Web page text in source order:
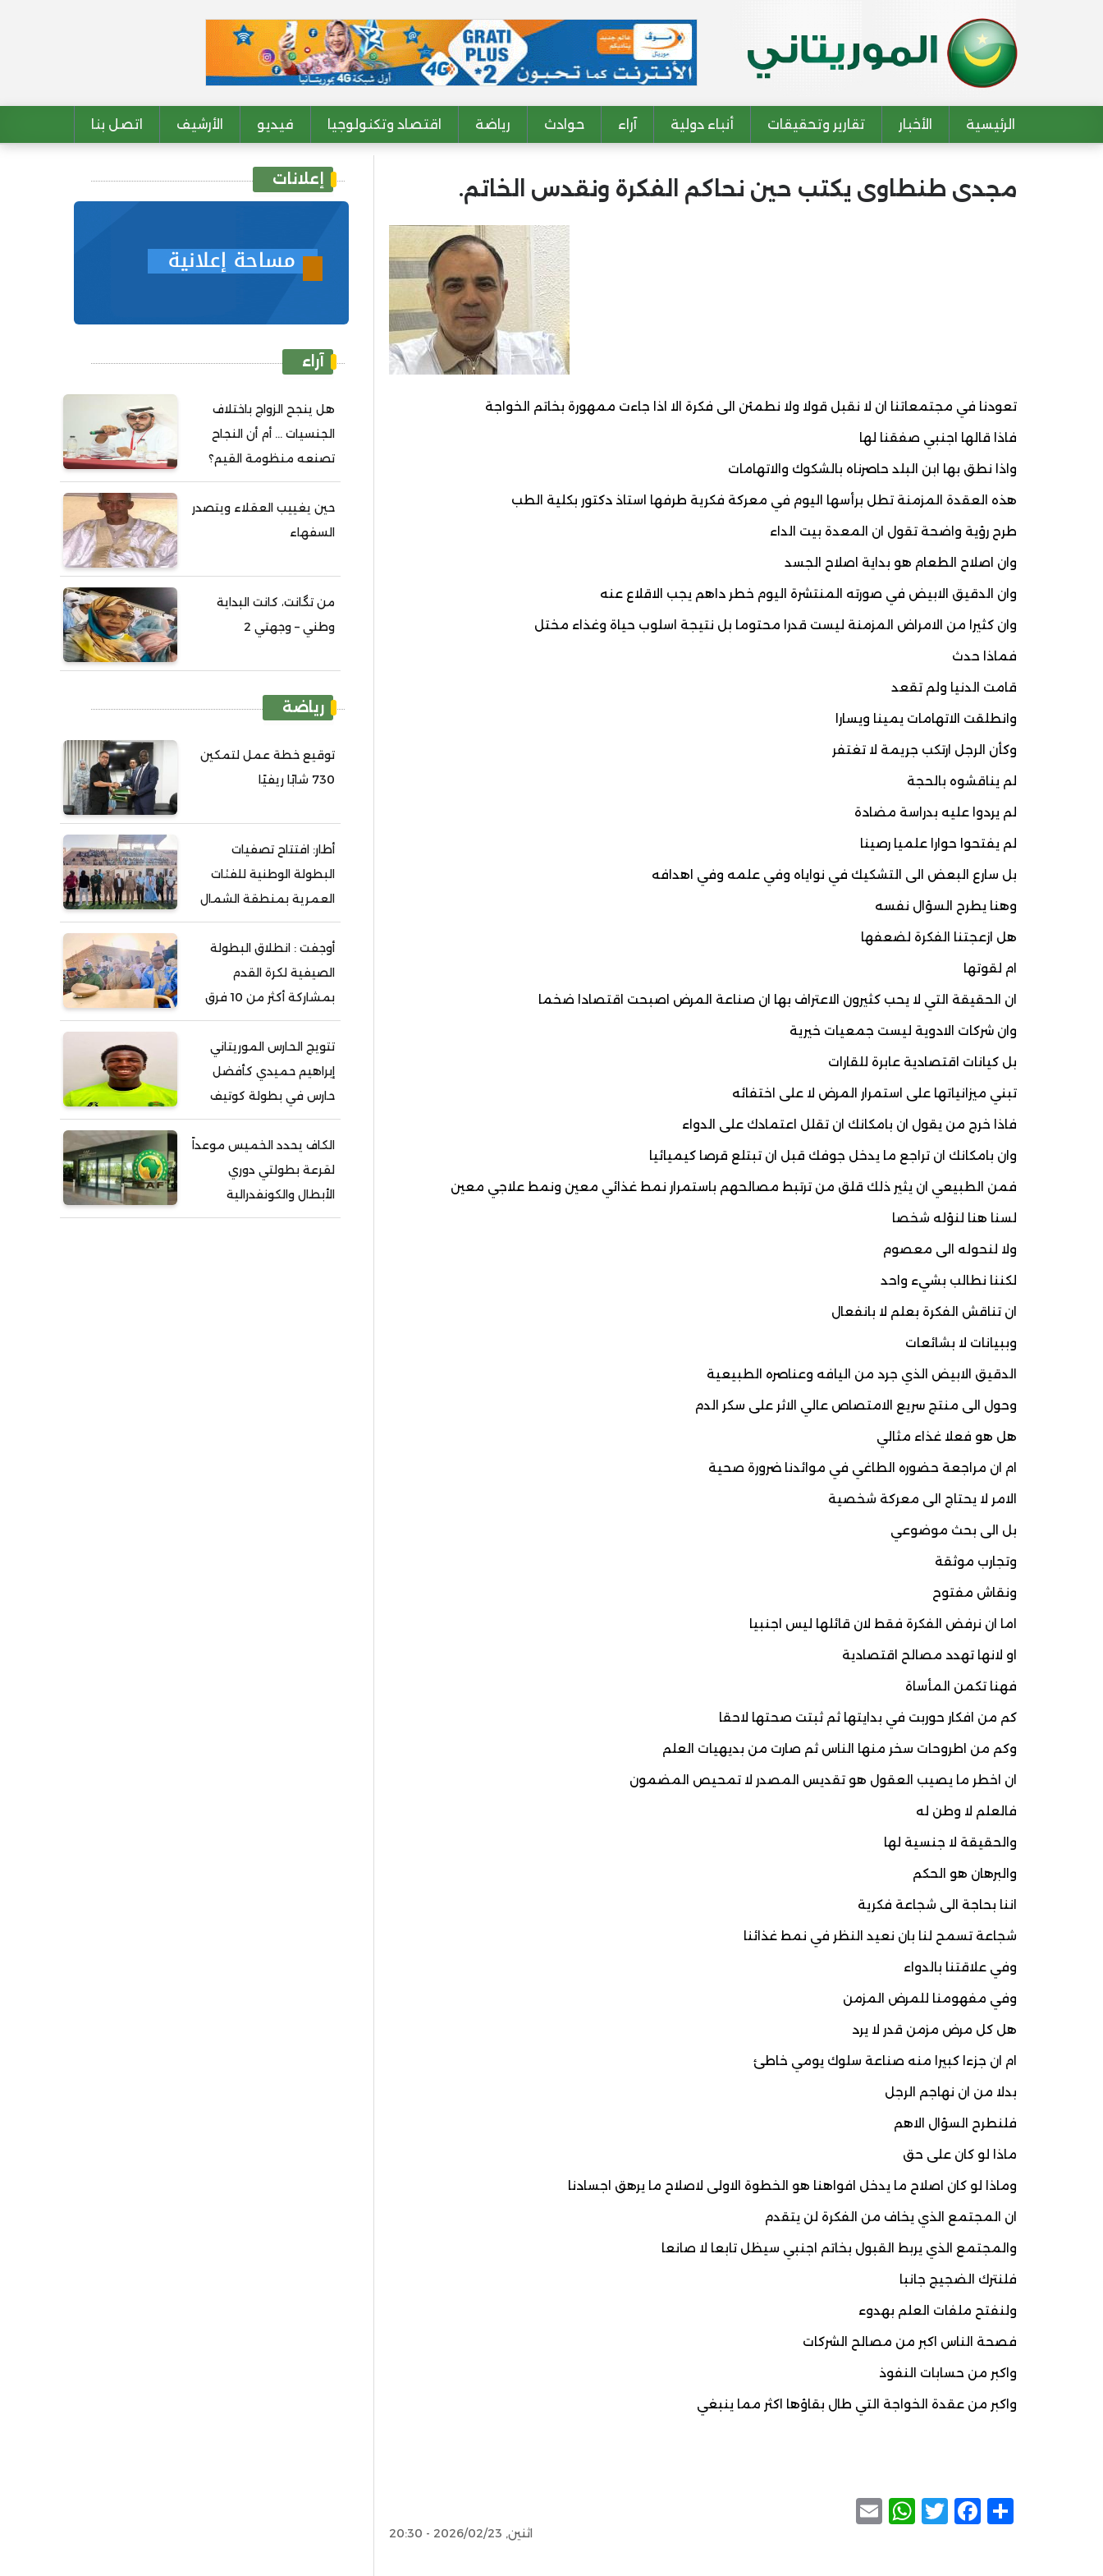
Main navigation
الرئيسية الأخبار تقارير وتحقيقات أنباء دولية آراء حوادث رياضة اقتصاد وتكنولوجيا فيديو الأرشيف اتصل بنا
مجدى طنطاوى يكتب حين نحاكم الفكرة ونقدس الخاتم.
تعودنا في مجتمعاتنا ان لا نقبل قولا ولا نطمئن الى فكرة الا اذا جاءت ممهورة بخاتم الخواجة
فاذا قالها اجنبي صفقنا لها
واذا نطق بها ابن البلد حاصرناه بالشكوك والاتهامات
هذه العقدة المزمنة تطل برأسها اليوم في معركة فكرية طرفها استاذ دكتور بكلية الطب
طرح رؤية واضحة تقول ان المعدة بيت الداء
وان اصلاح الطعام هو بداية اصلاح الجسد
وان الدقيق الابيض في صورته المنتشرة اليوم خطر داهم يجب الاقلاع عنه
وان كثيرا من الامراض المزمنة ليست قدرا محتوما بل نتيجة اسلوب حياة وغذاء مختل
فماذا حدث
قامت الدنيا ولم تقعد
وانطلقت الاتهامات يمينا ويسارا
وكأن الرجل ارتكب جريمة لا تغتفر
لم يناقشوه بالحجة
لم يردوا عليه بدراسة مضادة
لم يفتحوا حوارا علميا رصينا
بل سارع البعض الى التشكيك في نواياه وفي علمه وفي اهدافه
وهنا يطرح السؤال نفسه
هل ازعجتنا الفكرة لضعفها
ام لقوتها
ان الحقيقة التي لا يحب كثيرون الاعتراف بها ان صناعة المرض اصبحت اقتصادا ضخما
وان شركات الادوية ليست جمعيات خيرية
بل كيانات اقتصادية عابرة للقارات
تبني ميزانياتها على استمرار المرض لا على اختفائه
فاذا خرج من يقول ان بامكانك ان تقلل اعتمادك على الدواء
وان بامكانك ان تراجع ما يدخل جوفك قبل ان تبتلع قرصا كيميائيا
فمن الطبيعي ان يثير ذلك قلق من ترتبط مصالحهم باستمرار نمط غذائي معين ونمط علاجي معين
لسنا هنا لنؤله شخصا
ولا لنحوله الى معصوم
لكننا نطالب بشيء واحد
ان تناقش الفكرة بعلم لا بانفعال
وببيانات لا بشائعات
الدقيق الابيض الذي جرد من اليافه وعناصره الطبيعية
وحول الى منتج سريع الامتصاص عالي الاثر على سكر الدم
هل هو فعلا غذاء مثالي
ام ان مراجعة حضوره الطاغي في موائدنا ضرورة صحية
الامر لا يحتاج الى معركة شخصية
بل الى بحث موضوعي
وتجارب موثقة
ونقاش مفتوح
اما ان نرفض الفكرة فقط لان قائلها ليس اجنبيا
او لانها تهدد مصالح اقتصادية
فهنا تكمن المأساة
كم من افكار حوربت في بدايتها ثم ثبتت صحتها لاحقا
وكم من اطروحات سخر منها الناس ثم صارت من بديهيات العلم
ان اخطر ما يصيب العقول هو تقديس المصدر لا تمحيص المضمون
فالعلم لا وطن له
والحقيقة لا جنسية لها
والبرهان هو الحكم
اننا بحاجة الى شجاعة فكرية
شجاعة تسمح لنا بان نعيد النظر في نمط غذائنا
وفي علاقتنا بالدواء
وفي مفهومنا للمرض المزمن
هل كل مرض مزمن قدر لا يرد
ام ان جزءا كبيرا منه صناعة سلوك يومي خاطئ
بدلا من ان نهاجم الرجل
فلنطرح السؤال الاهم
ماذا لو كان على حق
وماذا لو كان اصلاح ما يدخل افواهنا هو الخطوة الاولى لاصلاح ما يرهق اجسادنا
ان المجتمع الذي يخاف من الفكرة لن يتقدم
والمجتمع الذي يربط القبول بخاتم اجنبي سيظل تابعا لا صانعا
فلنترك الضجيج جانبا
ولنفتح ملفات العلم بهدوء
فصحة الناس اكبر من مصالح الشركات
واكبر من حسابات النفوذ
واكبر من عقدة الخواجة التي طال بقاؤها اكثر مما ينبغي
Share
Facebook
Twitter
WhatsApp
اثنين, 2026/02/23 - 20:30
إعلانات
آراء
هل ينجح الزواج باختلاف
الجنسيات ... أم أن النجاح
تصنعه منظومة القيم؟
حين يغييب العقلاء ويتصدر
السفهاء
من تگانت، كانت البداية
وطني – وجهتي 2
رياضة
توقيع خطة عمل لتمكين
730 شابًا ريفيًا
أطار: افتتاح تصفيات
البطولة الوطنية للفئات
العمرية بمنطقة الشمال
أوجفت : انطلاق البطولة
الصيفية لكرة القدم
بمشاركة أكثر من 10 فرق
تتويج الحارس الموريتاني
إبراهيم حميدي كأفضل
حارس في بطولة كوتيف
الكاف يحدد الخميس موعداً
لقرعة بطولتي دوري
الأبطال والكونفدرالية